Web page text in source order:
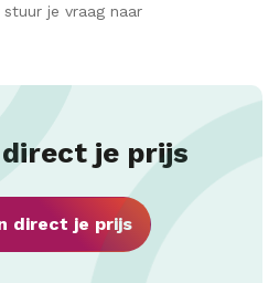
je vraag naar
je prijs
direct je prijs